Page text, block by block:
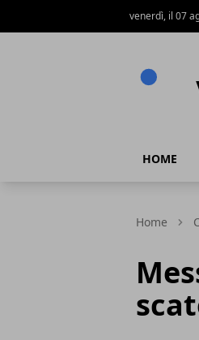
venerdì, il 07
HOME
Home